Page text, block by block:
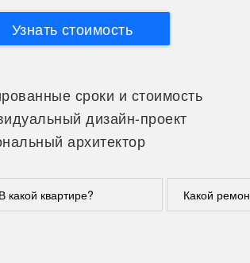
Узнать стоимость
сроки и стоимость
дизайн-проект
архитектор
В какой квартире? Какой